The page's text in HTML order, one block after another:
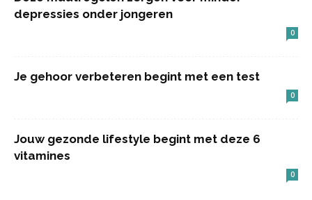
depressies onder jongeren
0
Je gehoor verbeteren begint met een test
0
Jouw gezonde lifestyle begint met deze 6
vitamines
0